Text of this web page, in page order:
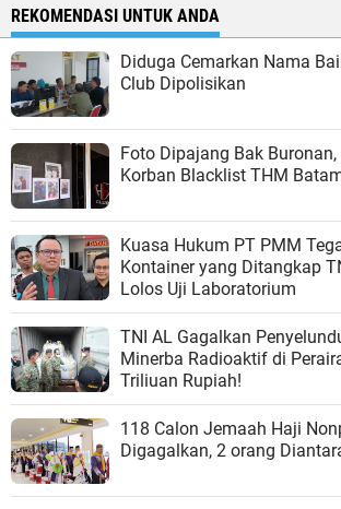
REKOMENDASI UNTUK ANDA
Diduga Cemarkan Nama
Club Dipolisikan
Foto Dipajang Bak
Korban Blacklist THM
Kuasa Hukum PT PMM
Kontainer yang Ditangkap
Lolos Uji Laboratorium
TNI AL Gagalkan
Minerba Radioaktif di
Triliuan Rupiah!
118 Calon Jemaah Haji
Digagalkan, 2 orang